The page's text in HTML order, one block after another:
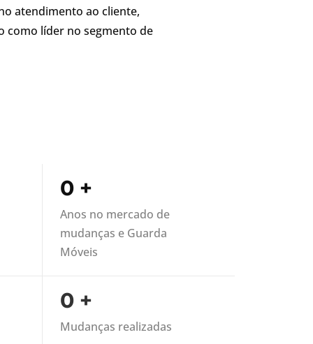
atendimento ao cliente,
como líder no segmento de
0 +
Anos no mercado de
mudanças e Guarda
Móveis
0 +
Mudanças realizadas